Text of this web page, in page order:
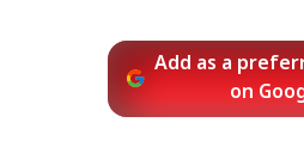
Add as a
on